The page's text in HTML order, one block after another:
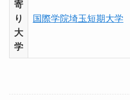
寄
り
大
学
国際学院埼玉短期大学